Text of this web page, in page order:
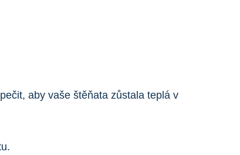
aby vaše štěňata zůstala teplá v